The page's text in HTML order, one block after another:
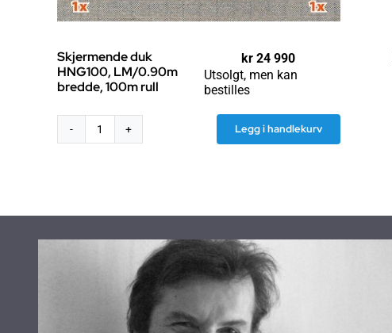
Skjermende duk
HNG100, LM/0.90m
bredde, 100m rull
kr 24 990
Utsolgt, men kan
bestilles
Skjermende
Legg i handlekurv